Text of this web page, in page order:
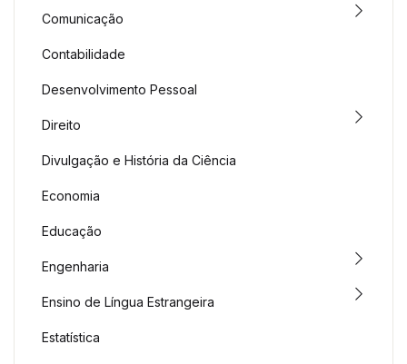
Comunicação
Contabilidade
Desenvolvimento Pessoal
Direito
Divulgação e História da Ciência
Economia
Educação
Engenharia
Ensino de Língua Estrangeira
Estatística